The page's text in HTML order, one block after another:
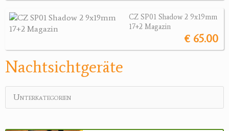
Bogensport
Zubehör
Jagdangebote
Bücher, Videos
CZ SP01 Shadow 2 9x19mm
17+2 Magazin
€ 65.00
Nachtsichtgeräte
Unterkategorien